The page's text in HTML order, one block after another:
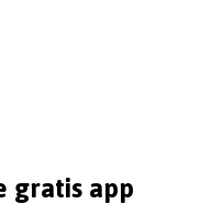
gratis app